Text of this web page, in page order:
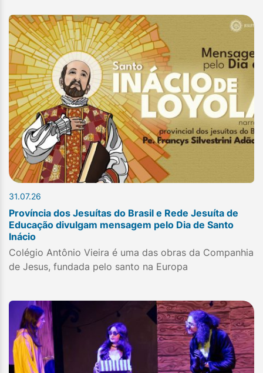
31.07.26
Província dos Jesuítas do Brasil e Rede Jesuíta de
Educação divulgam mensagem pelo Dia de Santo
Inácio
Colégio Antônio Vieira é uma das obras da Companhia
de Jesus, fundada pelo santo na Europa